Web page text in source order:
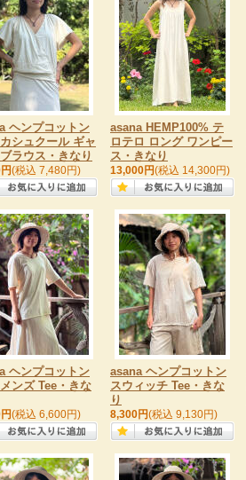
ヘンプコットン
シュクール ギャ
ラウス・きなり
(税込 7,480円)
asana HEMP100% テ
ロテロ ロング ワンピー
ス・きなり
13,000円(税込 14,300円)
ヘンプコットン
ンズ Tee・きな
(税込 6,600円)
asana ヘンプコットン
スウィッチ Tee・きな
り
8,300円(税込 9,130円)